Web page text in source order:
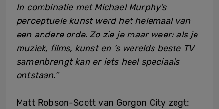
In combinatie met Michael Murphy’s
perceptuele kunst werd het helemaal van
een andere orde. Zo zie je maar weer: als je
muziek, films, kunst en ’s werelds beste TV
samenbrengt kan er iets heel speciaals
ontstaan.”
Matt Robson-Scott van Gorgon City zegt: